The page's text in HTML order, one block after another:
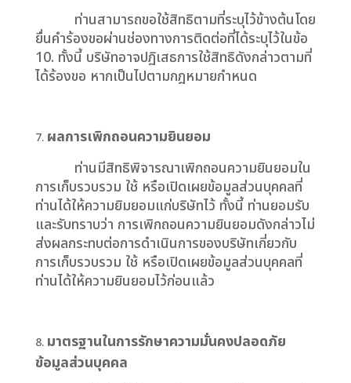
ท่านสามารถขอใช้สิทธิตามที่ระบุไว้ข้างต้นโดย
ยื่นคำร้องขอผ่านช่องทางการติดต่อที่ได้ระบุไว้ในข้อ
10. ทั้งนี้ บริษัทอาจปฏิเสธการใช้สิทธิดังกล่าวตามที่
ได้ร้องขอ หากเป็นไปตามกฎหมายกำหนด
ผลการเพิกถอนความยินยอม
ท่านมีสิทธิพิจารณาเพิกถอนความยินยอมใน
การเก็บรวบรวม ใช้ หรือเปิดเผยข้อมูลส่วนบุคคลที่
ท่านได้ให้ความยิมยอมแก่บริษัทไว้ ทั้งนี้ ท่านยอมรับ
และรับทราบว่า การเพิกถอนความยินยอมดังกล่าวไม่
ส่งผลกระทบต่อการดำเนินการของบริษัทเกี่ยวกับ
การเก็บรวบรวม ใช้ หรือเปิดเผยข้อมูลส่วนบุคคลที่
ท่านได้ให้ความยินยอมไว้ก่อนแล้ว
มาตรฐานในการรักษาความมั่นคงปลอดภัย
ข้อมูลส่วนบุคคล